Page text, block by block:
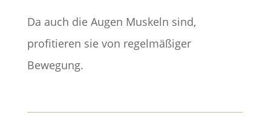
Da auch die Augen Muskeln sind,
profitieren sie von regelmäßiger
Bewegung.